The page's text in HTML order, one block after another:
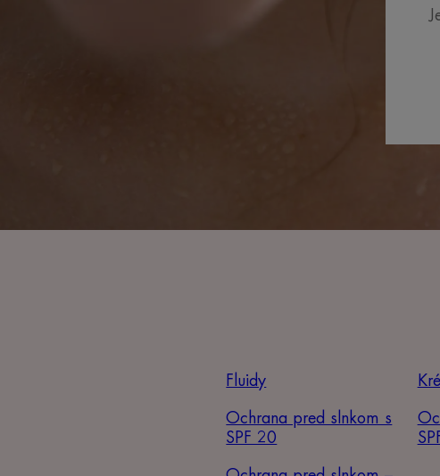
Fluidy
Ochrana pred slnkom s
SPF 20